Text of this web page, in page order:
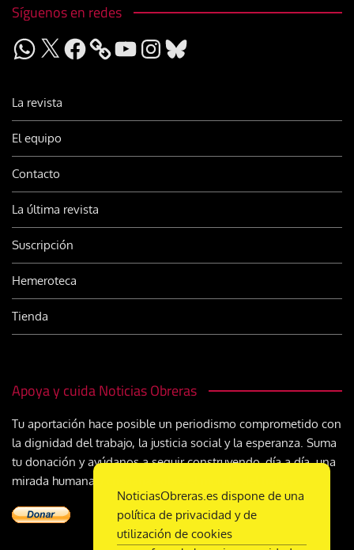
Síguenos en redes
WhatsApp
X Facebook YouTubeInstagram
Bluesky
La revista
El equipo
Contacto
La última revista
Suscripción
Hemeroteca
Tienda
Apoya y cuida Noticias Obreras
Tu aportación hace posible un periodismo comprometido con
la dignidad del trabajo, la justicia social y la esperanza. Suma
tu donación y ayúdanos a seguir construyendo, día a día, una
mirada humana y cristiana sobre el mundo del trabajo
NoticiasObreras.es dispone de una
política de privacidad y de
utilización de cookies